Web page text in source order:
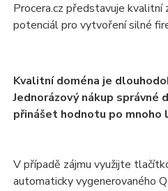
Procera.cz představuje kvalitní
potenciál pro vytvoření silné
Kvalitní doména je
Jednorázový nákup
přinášet hodnotu po mnoho
V případě zájmu využijte
automaticky vygenerovaného